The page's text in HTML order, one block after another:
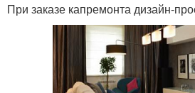
При заказе капремонта дизайн-